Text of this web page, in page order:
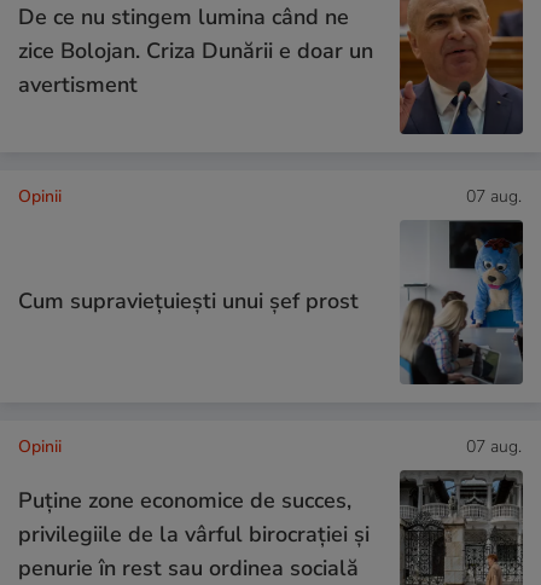
De ce nu stingem lumina când ne
zice Bolojan. Criza Dunării e doar un
avertisment
Opinii 07 aug.
Cum supraviețuiești unui șef prost
Opinii 07 aug.
Puține zone economice de succes,
privilegiile de la vârful birocrației și
penurie în rest sau ordinea socială